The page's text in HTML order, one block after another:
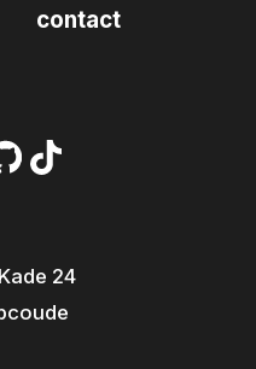
contact
24